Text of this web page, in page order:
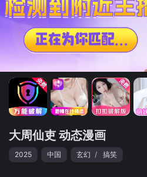
大周仙吏 动态漫画
2025 中国 玄幻 / 搞笑